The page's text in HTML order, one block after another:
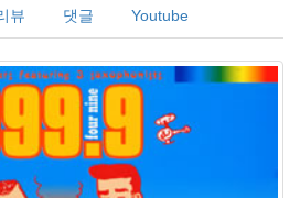
뷰 댓글 Youtube